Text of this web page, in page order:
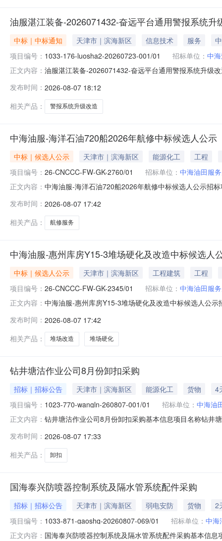
油服湛江装备-2026071432-奋远平台通用警报系统升
中标｜中标通知 天津市｜滨海新区 信息技术 服务
项目编号： 1033-176-luosha2-20260723-001/01 招标单位： 中
正文内容： 油服湛江装备-2026071432-奋远平台通用警报系统升级
2026年08月07日中标单位信息中标单位中标金额（含增
发布时间： 2026-08-07 18:12
相关产品：
警报系统升级改造
中海油服-海洋石油720船2026年航修中标候选人公示
中标｜候选人公示 天津市｜滨海新区 能源化工
工程
项目编号： 26-CNCCC-FW-GK-2760/01 招标单位： 中海油田服
正文内容： 中海油服-海洋石油720船2026年航修中标候选人公示招
标候选人名称投标报价（含增值税）评分或评标价中标
发布时间： 2026-08-07 17:42
相关产品：
航修服务
中海油服-惠州库房Y15-3堆场硬化及改造中标候选人
中标｜候选人公示 天津市｜滨海新区 工程建筑
工程
项目编号： 26-CNCCC-FW-GK-2345/01 招标单位： 中海油田服
正文内容： 中海油服-惠州库房Y15-3堆场硬化及改造中标候选人公
人排序中标候选人名称投标报价（含增值税）评分或评
发布时间： 2026-08-07 17:42
相关产品：
堆场改造 堆场硬化
钻井塘沽作业公司8月份卸扣采购
招标｜招标公告 天津市｜滨海新区 能源化工 货物
4
项目编号： 1023-770-wangln-260807-001/01 招标单位： 中海油
正文内容： 钻井塘沽作业公司8月份卸扣采购基本信息项目名称钻井
段（包）编号1023-770-wangln-260807-001/01发标日
发布时间： 2026-08-07 17:33
相关产品：
卸扣
国海泰兴防喷器控制系统及隔水管系统配件采购
招标｜招标公告 天津市｜滨海新区 弱电安防 货物
2
项目编号： 1033-871-gaoshq-20260807-069/01 招标单位： 中海
正文内容： 国海泰兴防喷器控制系统及隔水管系统配件采购基本信